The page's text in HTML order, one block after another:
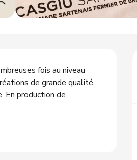
fois au niveau
de grande qualité.
En production de